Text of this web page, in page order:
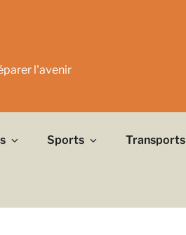
l'avenir
Sports Transports